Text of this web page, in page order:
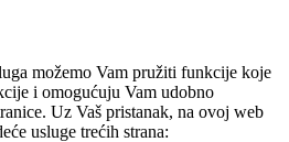
možemo Vam pružiti funkcije koje
i omogućuju Vam udobno
Uz Vaš pristanak, na ovoj web
usluge trećih strana: